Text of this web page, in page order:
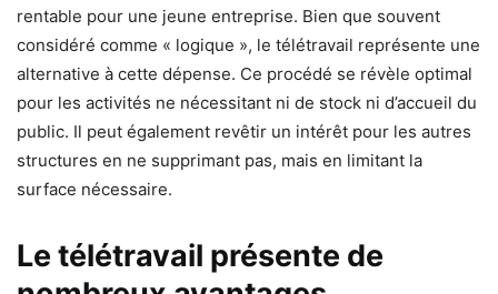
rentable pour une jeune entreprise. Bien que souvent
considéré comme « logique », le télétravail représente une
alternative à cette dépense. Ce procédé se révèle optimal
pour les activités ne nécessitant ni de stock ni d’accueil du
public. Il peut également revêtir un intérêt pour les autres
structures en ne supprimant pas, mais en limitant la
surface nécessaire.
Le télétravail présente de